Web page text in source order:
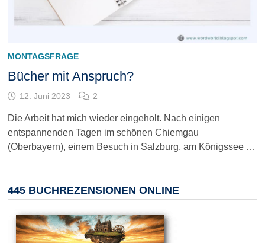
MONTAGSFRAGE
Bücher mit Anspruch?
12. Juni 2023 2
Die Arbeit hat mich wieder eingeholt. Nach einigen
entspannenden Tagen im schönen Chiemgau
(Oberbayern), einem Besuch in Salzburg, am Königssee …
445 BUCHREZENSIONEN ONLINE